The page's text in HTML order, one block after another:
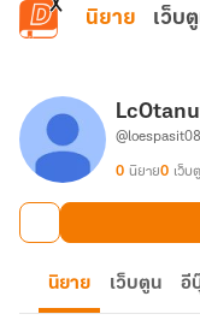
ข้ามไปยังเนื้อหาหลัก
นิยาย เว็บ
0 นิยาย0 เว็บ
นิยาย เว็บตูน อี